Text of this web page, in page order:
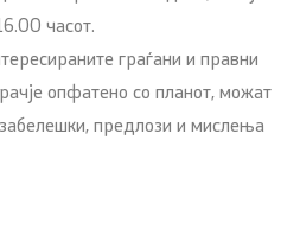
часот.
граѓани и правни
опфатено со планот, можат
предлози и мислења